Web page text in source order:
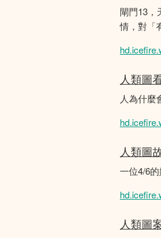
閘門13，
情，對「
人類圖
人為什麼
人類圖
一位4/6
人類圖